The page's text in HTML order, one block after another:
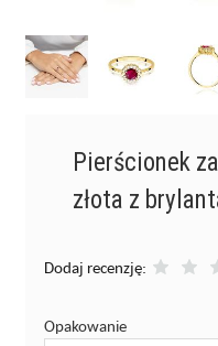
Pierścionek
złota z
Dodaj recenzję:
Opakowanie